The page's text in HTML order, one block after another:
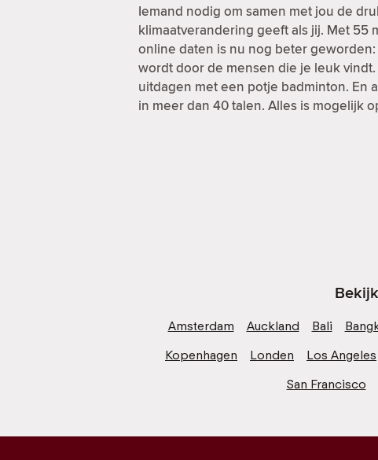
Iemand nodig om samen met jou de
klimaatverandering geeft als jij. Met 55
online daten is nu nog beter
wordt door de mensen die je leuk
uitdagen met een potje badminton. En
in meer dan 40 talen. Alles is mogelijk
Amsterdam Auckland Bali
Kopenhagen
Londen Los Angeles
San Francisco